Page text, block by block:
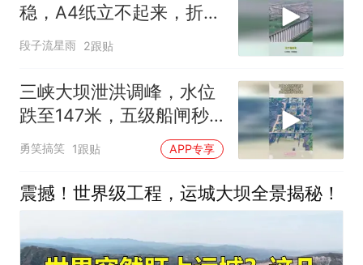
稳，A4纸立不起来，折成
N状立马稳了！
段子流星雨 2跟贴
三峡大坝泄洪调峰，水位
跌至147米，五级船闸秒
变四级
勇笑搞笑 1跟贴 APP专享
震撼！世界级工程，运城大坝全景揭秘！